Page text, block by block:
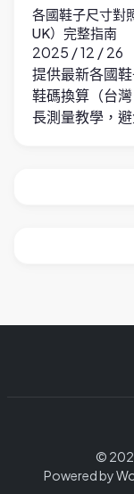
各國鞋子尺寸對
UK）完整指南
2025 / 12 / 26
提供最新各國
鞋碼換算（台
長測量教學，
©
Powered by